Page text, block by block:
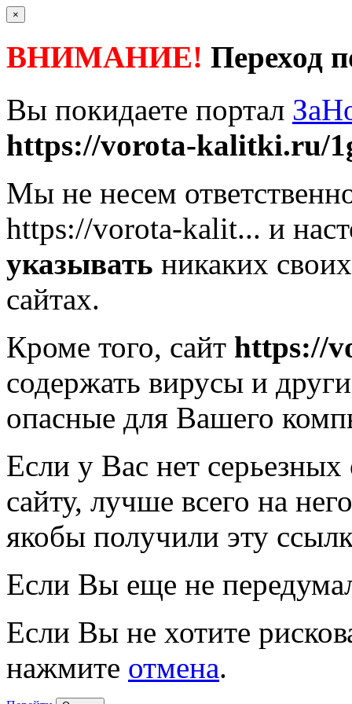
×
ВНИМАНИЕ! Переход
Вы покидаете портал
https://vorota-kalitki.ru/
Мы не несем
https://vorota-kalit... и
указывать никаких
сайтах.
Кроме того, сайт https://
содержать вирусы и
опасные для Вашего
Если у Вас нет
сайту, лучше всего на
якобы получили эту
Если Вы еще не
Если Вы не хотите
нажмите отмена.